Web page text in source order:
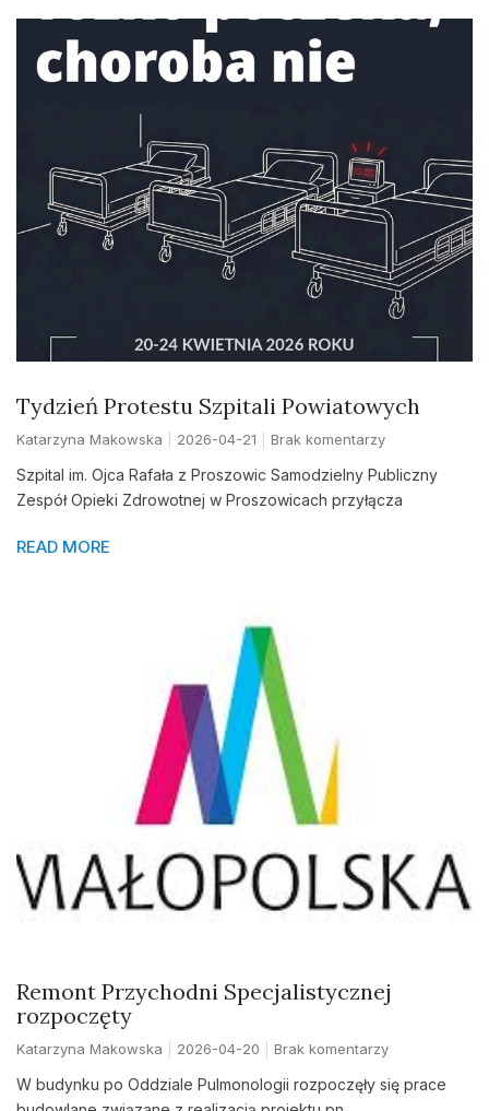
Tydzień Protestu Szpitali Powiatowych
Katarzyna Makowska 2026-04-21 Brak komentarzy
Szpital im. Ojca Rafała z Proszowic Samodzielny Publiczny
Zespół Opieki Zdrowotnej w Proszowicach przyłącza
READ MORE
Remont Przychodni Specjalistycznej
rozpoczęty
Katarzyna Makowska 2026-04-20 Brak komentarzy
W budynku po Oddziale Pulmonologii rozpoczęły się prace